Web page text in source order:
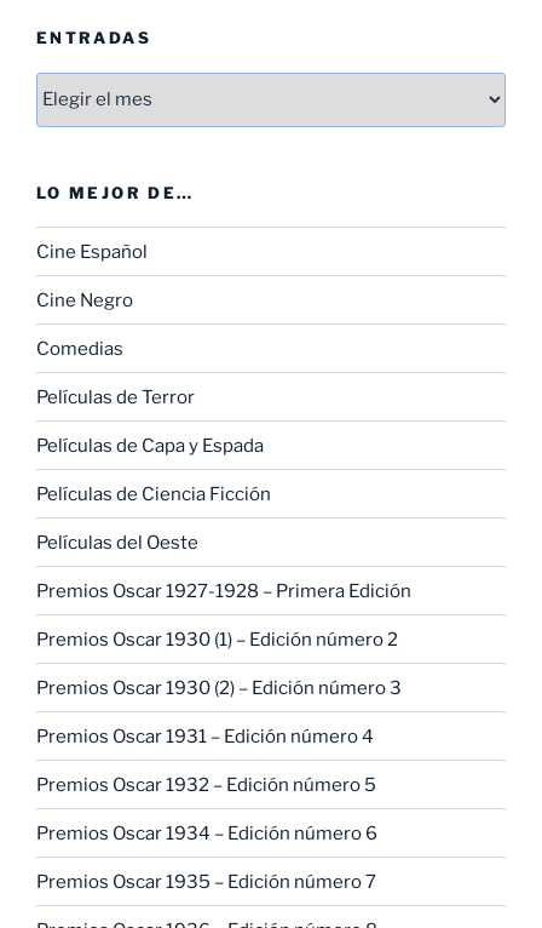
ENTRADAS
Entradas
LO MEJOR DE…
Cine Español
Cine Negro
Comedias
Películas de Terror
Películas de Capa y Espada
Películas de Ciencia Ficción
Películas del Oeste
Premios Oscar 1927-1928 – Primera Edición
Premios Oscar 1930 (1) – Edición número 2
Premios Oscar 1930 (2) – Edición número 3
Premios Oscar 1931 – Edición número 4
Premios Oscar 1932 – Edición número 5
Premios Oscar 1934 – Edición número 6
Premios Oscar 1935 – Edición número 7